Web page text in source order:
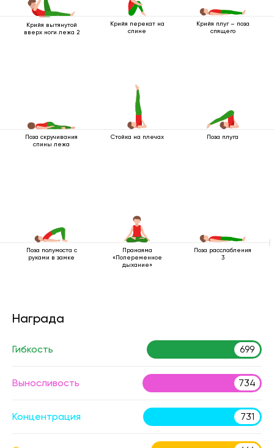
Крийя вытянутой
вверх ноги лежа 2
Крийя перекат на
спине
Крийя плуг – поза
спящего
Поза скручивания
спины лежа
Стойка на плечах Поза плуга
Поза полумоста с
руками в замке
Пранаяма
«Попеременное
дыхание»
Поза расслабления
3
Награда
Гибкость 699
Выносливость 734
Концентрация 731